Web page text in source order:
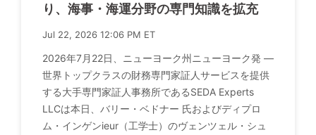
り、海事・海運分野の専門知識を拡充
Jul 22, 2026 12:06 PM ET
2026年7月22日、ニューヨーク州ニューヨーク発 ―
世界トップクラスの財務専門家証人サービスを提供
する大手専門家証人事務所であるSEDA Experts
LLCは本日、バリー・ベドナー 氏およびディプロ
ム・インゲンieur（工学士）のヴェンツェル・シュ